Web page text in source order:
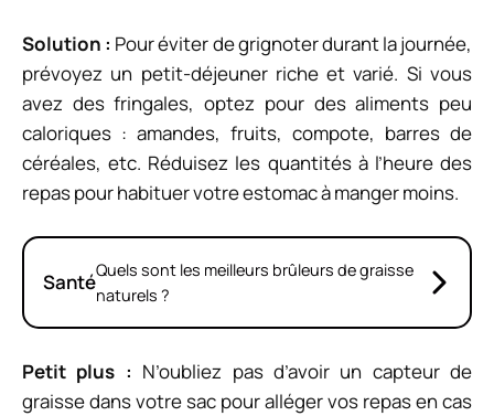
Solution : Pour éviter de grignoter durant la journée,
prévoyez un petit-déjeuner riche et varié. Si vous
avez des fringales, optez pour des aliments peu
caloriques : amandes, fruits, compote, barres de
céréales, etc. Réduisez les quantités à l’heure des
repas pour habituer votre estomac à manger moins.
SantéQuels sont les meilleurs brûleurs de graisse
naturels ?
Petit plus : N’oubliez pas d’avoir un capteur de
graisse dans votre sac pour alléger vos repas en cas